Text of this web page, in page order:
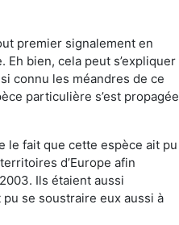
premier signalement en
Eh bien, cela peut s’expliquer
connu les méandres de ce
particulière s’est propagée
le fait que cette espèce ait pu
d’Europe afin
Ils étaient aussi
se soustraire eux aussi à